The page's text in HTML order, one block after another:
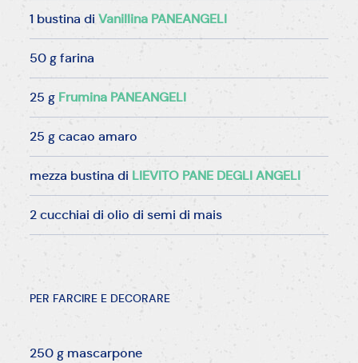
1 bustina diVanillina PANEANGELI
50 g farina
25 g Frumina PANEANGELI
25 g cacao amaro
mezza bustina di LIEVITO PANE DEGLI ANGELI
2 cucchiai di olio di semi di mais
PER FARCIRE E DECORARE
250 g mascarpone